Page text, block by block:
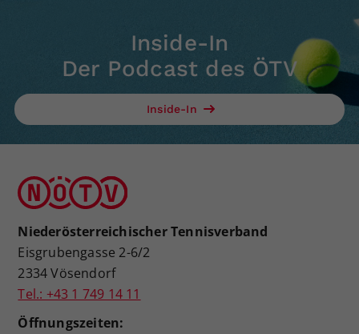
Inside-In
Der Podcast des ÖTV
Inside-In
Niederösterreichischer Tennisverband
Eisgrubengasse 2-6/2
2334 Vösendorf
Tel.: +43 1 749 14 11
Öffnungszeiten: